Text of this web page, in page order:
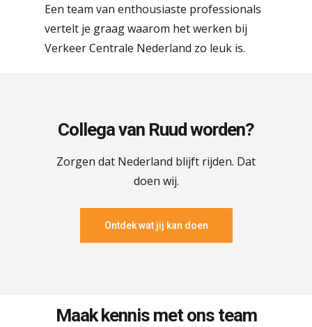
Een team van enthousiaste professionals
vertelt je graag waarom het werken bij
Verkeer Centrale Nederland zo leuk is.
Collega van Ruud worden?
Zorgen dat Nederland blijft rijden. Dat
doen wij.
Ontdek wat jij kan doen
Maak kennis met ons team